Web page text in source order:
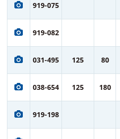
919-075
919-082
031-495 125 80
038-654 125 180
919-198